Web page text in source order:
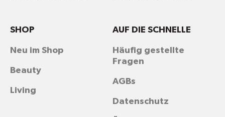
AUF DIE SCHNELLE
Häufig gestellte
Fragen
AGBs
Datenschutz
SHOP
Neu im Shop
Beauty
Living